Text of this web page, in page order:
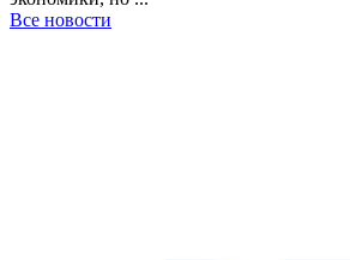
Все новости